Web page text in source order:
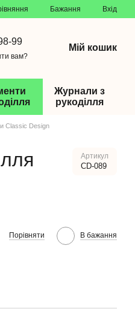
Бажання Вхід
99
вам?
Мій кошик
Журнали з
рукоділля
Classic Design
Артикул
CD-089
Порівняти В бажання